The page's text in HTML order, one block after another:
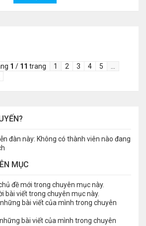
1 / 11 trang 1 2 3 4 5
đàn này: Không có thành viên nào đang
MỤC
đề mới trong chuyên mục này.
bài viết trong chuyên mục này.
bài viết của mình trong chuyên
bài viết của mình trong chuyên